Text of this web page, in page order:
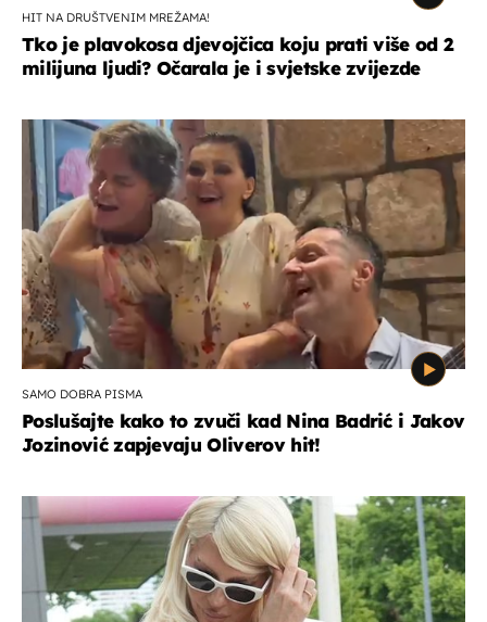
HIT NA DRUŠTVENIM MREŽAMA!
Tko je plavokosa djevojčica koju prati više od 2
milijuna ljudi? Očarala je i svjetske zvijezde
SAMO DOBRA PISMA
Poslušajte kako to zvuči kad Nina Badrić i Jakov
Jozinović zapjevaju Oliverov hit!